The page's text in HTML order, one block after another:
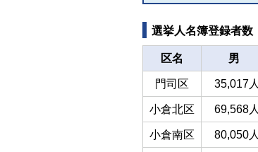
選挙人名簿登録者数
区名 男
門司区 35,017人
小倉北区 69,568人
小倉南区 80,050人